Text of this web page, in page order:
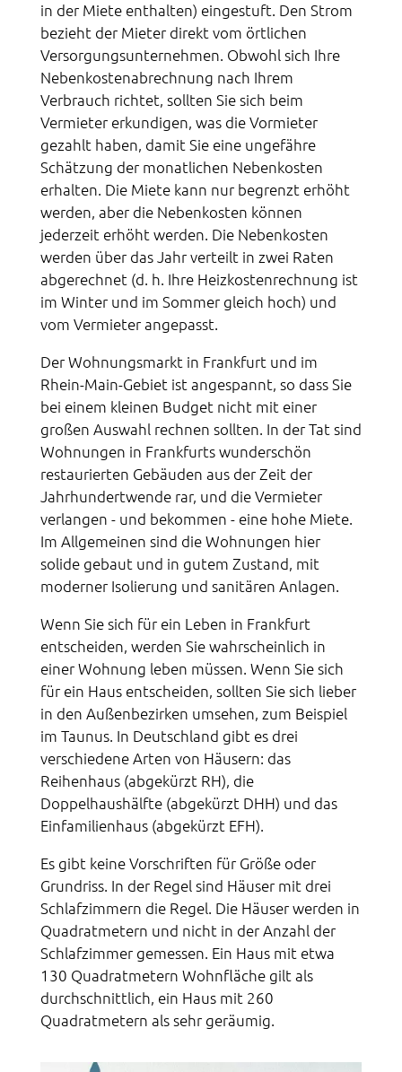
in der Miete enthalten) eingestuft. Den Strom
bezieht der Mieter direkt vom örtlichen
Versorgungsunternehmen. Obwohl sich Ihre
Nebenkostenabrechnung nach Ihrem
Verbrauch richtet, sollten Sie sich beim
Vermieter erkundigen, was die Vormieter
gezahlt haben, damit Sie eine ungefähre
Schätzung der monatlichen Nebenkosten
erhalten. Die Miete kann nur begrenzt erhöht
werden, aber die Nebenkosten können
jederzeit erhöht werden. Die Nebenkosten
werden über das Jahr verteilt in zwei Raten
abgerechnet (d. h. Ihre Heizkostenrechnung ist
im Winter und im Sommer gleich hoch) und
vom Vermieter angepasst.
Der Wohnungsmarkt in Frankfurt und im
Rhein-Main-Gebiet ist angespannt, so dass Sie
bei einem kleinen Budget nicht mit einer
großen Auswahl rechnen sollten. In der Tat sind
Wohnungen in Frankfurts wunderschön
restaurierten Gebäuden aus der Zeit der
Jahrhundertwende rar, und die Vermieter
verlangen - und bekommen - eine hohe Miete.
Im Allgemeinen sind die Wohnungen hier
solide gebaut und in gutem Zustand, mit
moderner Isolierung und sanitären Anlagen.
Wenn Sie sich für ein Leben in Frankfurt
entscheiden, werden Sie wahrscheinlich in
einer Wohnung leben müssen. Wenn Sie sich
für ein Haus entscheiden, sollten Sie sich lieber
in den Außenbezirken umsehen, zum Beispiel
im Taunus. In Deutschland gibt es drei
verschiedene Arten von Häusern: das
Reihenhaus (abgekürzt RH), die
Doppelhaushälfte (abgekürzt DHH) und das
Einfamilienhaus (abgekürzt EFH).
Es gibt keine Vorschriften für Größe oder
Grundriss. In der Regel sind Häuser mit drei
Schlafzimmern die Regel. Die Häuser werden in
Quadratmetern und nicht in der Anzahl der
Schlafzimmer gemessen. Ein Haus mit etwa
130 Quadratmetern Wohnfläche gilt als
durchschnittlich, ein Haus mit 260
Quadratmetern als sehr geräumig.